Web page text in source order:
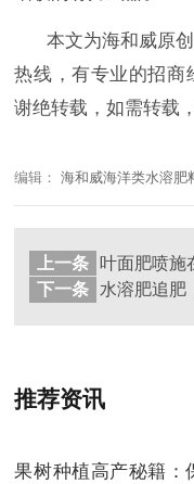
本文为海和威原创
热线，有专业的招商
谢绝转载，如需转载
编辑：海和威海洋类水溶肥
上一条
下一条
推荐资讯
果树种植高产秘籍：